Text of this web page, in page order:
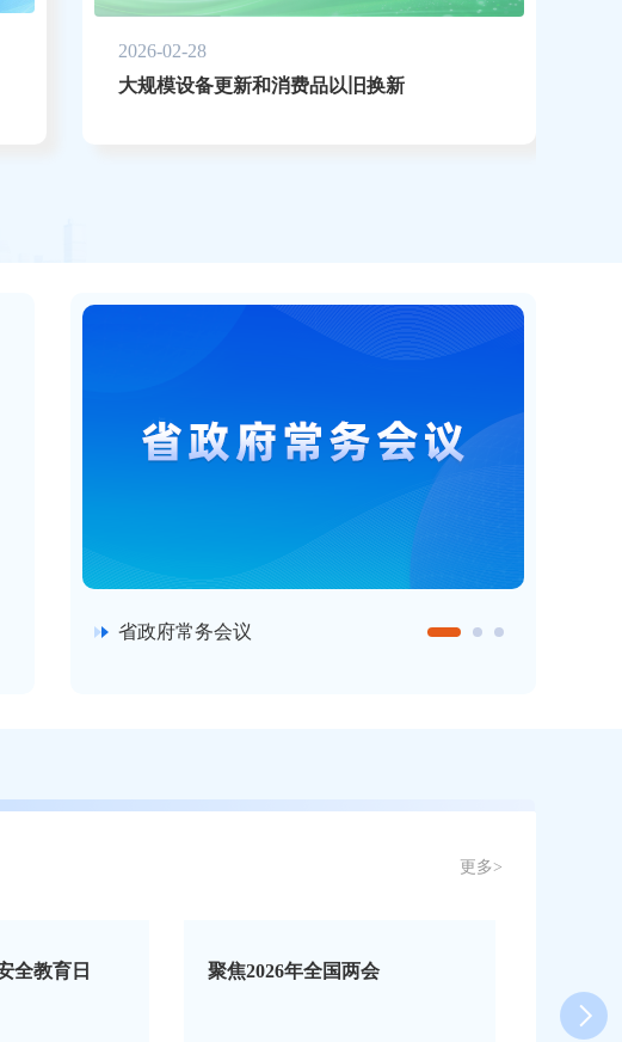
2026-02-28
大规模设备更新和消费品以旧换新
省政府常务会议
更多>
聚焦2026年全国两会
在科技创新上率先取得新突破
为发展新质生产力注入强大动